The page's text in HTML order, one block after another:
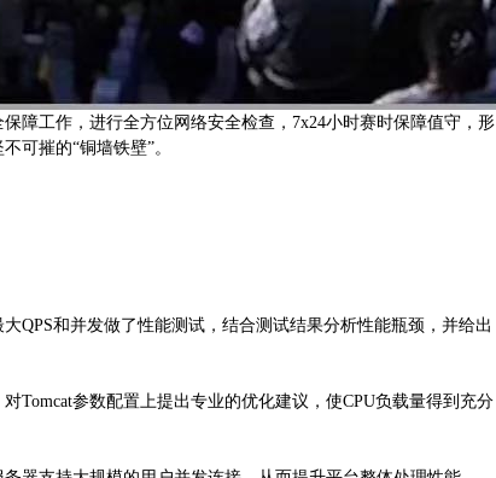
障工作，进行全方位网络安全检查，7x24小时赛时保障值守，形
可摧的“铜墙铁壁”。
QPS和并发做了性能测试，结合测试结果分析性能瓶颈，并给出
Tomcat参数配置上提出专业的优化建议，使CPU负载量得到充分